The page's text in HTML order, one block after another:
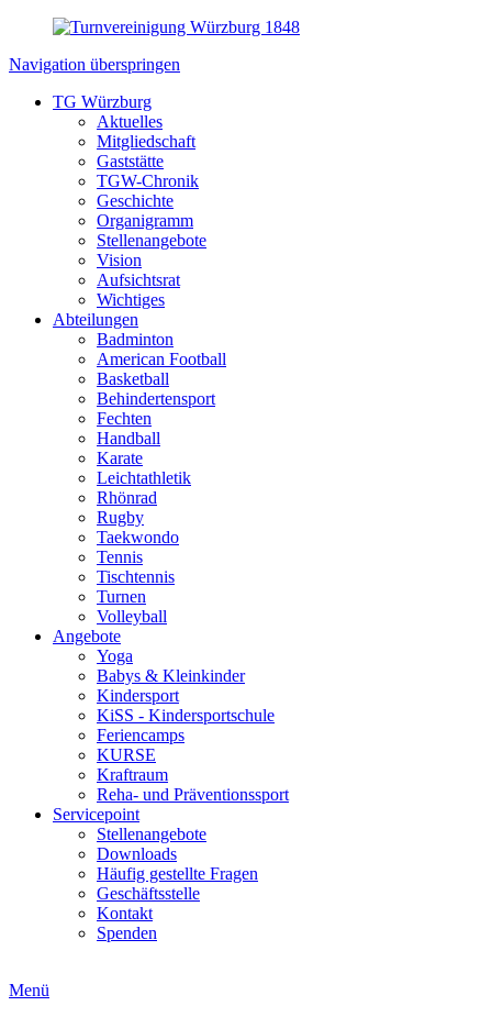
Navigation überspringen
TG Würzburg
Aktuelles
Mitgliedschaft
Gaststätte
TGW-Chronik
Geschichte
Organigramm
Stellenangebote
Vision
Aufsichtsrat
Wichtiges
Abteilungen
Badminton
American Football
Basketball
Behindertensport
Fechten
Handball
Karate
Leichtathletik
Rhönrad
Rugby
Taekwondo
Tennis
Tischtennis
Turnen
Volleyball
Angebote
Yoga
Babys & Kleinkinder
Kindersport
KiSS - Kindersportschule
Feriencamps
KURSE
Kraftraum
Reha- und Präventionssport
Servicepoint
Stellenangebote
Downloads
Häufig gestellte Fragen
Geschäftsstelle
Kontakt
Spenden
Menü